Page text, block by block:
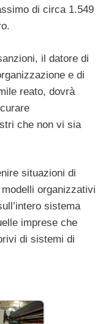
di circa 1.549
il datore di
e di
reato, dovrà
che non vi sia
situazioni di
organizzativi
sistema
imprese che
di sistemi di